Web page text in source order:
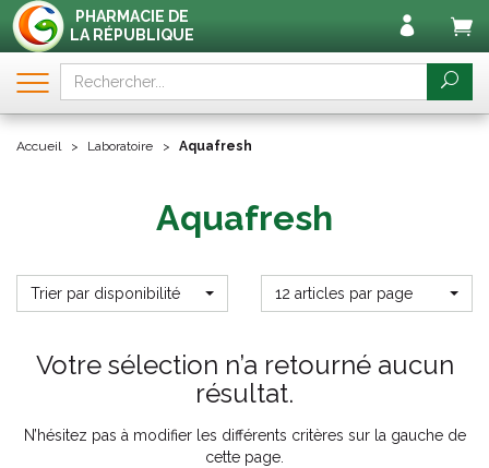
PHARMACIE DE
LA RÉPUBLIQUE
Accueil Laboratoire Aquafresh
Aquafresh
Trier par disponibilité 12 articles par page
Votre sélection n’a retourné aucun
résultat.
N’hésitez pas à modifier les différents critères sur la gauche de
cette page.